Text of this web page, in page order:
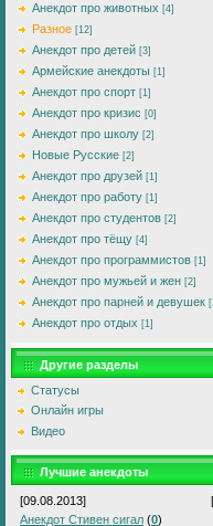
Анекдот про животных [4]
Разное [12]
Анекдот про детей [3]
Армейские анекдоты [1]
Анекдот про спорт [1]
Анекдот про кризис [0]
Анекдот про школу [2]
Новые Русские [2]
Анекдот про друзей [1]
Анекдот про работу [1]
Анекдот про студентов [2]
Анекдот про тёщу [4]
Анекдот про программистов [1]
Анекдот про мужьей и жен [2]
Анекдот про парней и девушек
Анекдот про отдых [1]
Другие разделы
Статусы
Онлайн игры
Видео
Лучшие анекдоты
[09.08.2013] [
Анекдот Стивен сигал (0)